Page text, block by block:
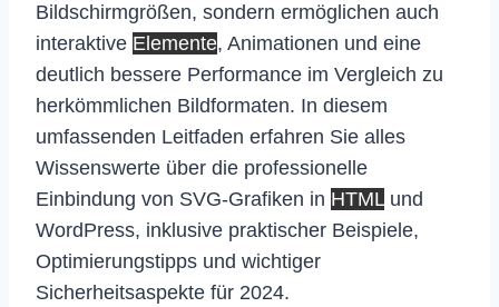
Bildschirmgrößen, sondern ermöglichen auch
interaktive Elemente, Animationen und eine
deutlich bessere Performance im Vergleich zu
herkömmlichen Bildformaten. In diesem
umfassenden Leitfaden erfahren Sie alles
Wissenswerte über die professionelle
Einbindung von SVG-Grafiken in HTML und
WordPress, inklusive praktischer Beispiele,
Optimierungstipps und wichtiger
Sicherheitsaspekte für 2024.